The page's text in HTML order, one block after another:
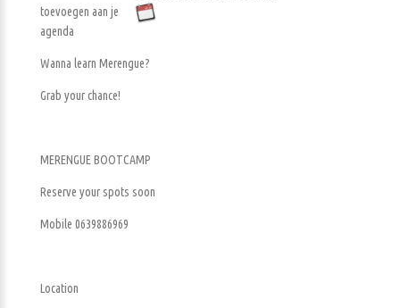
toevoegen aan je
agenda
Wanna learn Merengue?
Grab your chance!
MERENGUE BOOTCAMP
Reserve your spots soon
Mobile 0639886969
Location